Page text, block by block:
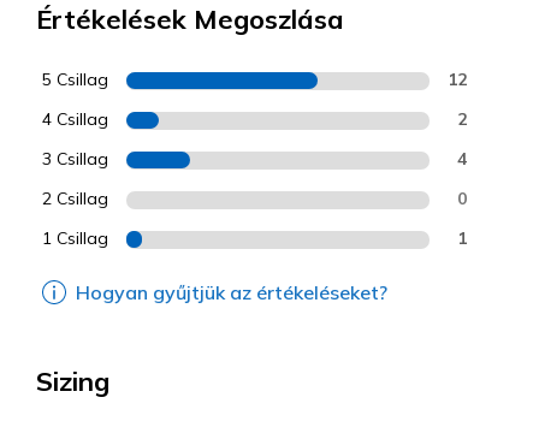
Értékelések Megoszlása
5 Csillag 12
4 Csillag 2
3 Csillag 4
2 Csillag 0
1 Csillag 1
Hogyan gyűjtjük az értékeléseket?
Sizing